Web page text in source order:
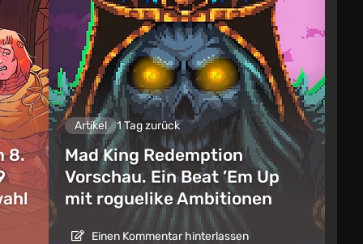
8.
Artikel 1 Tag zurück
Mad King Redemption
Vorschau. Ein Beat ’Em Up
mit roguelike Ambitionen
Einen Kommentar hinterlassen